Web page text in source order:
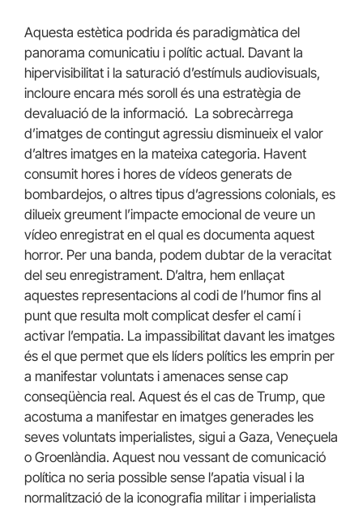
Aquesta estètica podrida és paradigmàtica del
panorama comunicatiu i polític actual. Davant la
hipervisibilitat i la saturació d’estímuls audiovisuals,
incloure encara més soroll és una estratègia de
devaluació de la informació. La sobrecàrrega
d’imatges de contingut agressiu disminueix el valor
d’altres imatges en la mateixa categoria. Havent
consumit hores i hores de vídeos generats de
bombardejos, o altres tipus d’agressions colonials, es
dilueix greument l’impacte emocional de veure un
vídeo enregistrat en el qual es documenta aquest
horror. Per una banda, podem dubtar de la veracitat
del seu enregistrament. D’altra, hem enllaçat
aquestes representacions al codi de l’humor fins al
punt que resulta molt complicat desfer el camí i
activar l’empatia. La impassibilitat davant les imatges
és el que permet que els líders polítics les emprin per
a manifestar voluntats i amenaces sense cap
conseqüència real. Aquest és el cas de Trump, que
acostuma a manifestar en imatges generades les
seves voluntats imperialistes, sigui a Gaza, Veneçuela
o Groenlàndia. Aquest nou vessant de comunicació
política no seria possible sense l’apatia visual i la
normalització de la iconografia militar i imperialista